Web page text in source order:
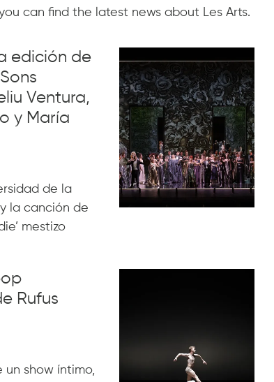
can find the latest news about Les Arts.
edición de
Ventura,
y María
de la
la canción de
mestizo
Rufus
un show íntimo,